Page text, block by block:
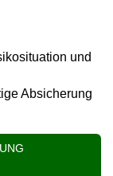
und
Absicherung